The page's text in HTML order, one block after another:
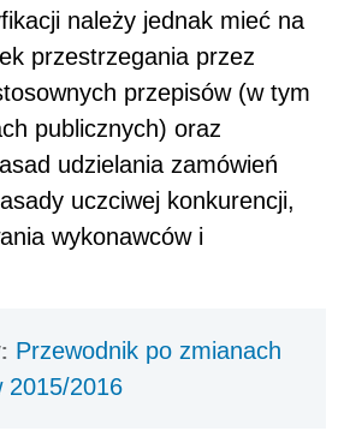
należy jednak mieć na
przestrzegania przez
przepisów (w tym
publicznych) oraz
udzielania zamówień
uczciwej konkurencji,
wykonawców i
Przewodnik po zmianach
2015/2016